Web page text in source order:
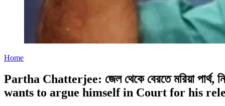
Home
Partha Chatterjee: জেল থেকে বেরতে মরিয়া
wants to argue himself in Court for his